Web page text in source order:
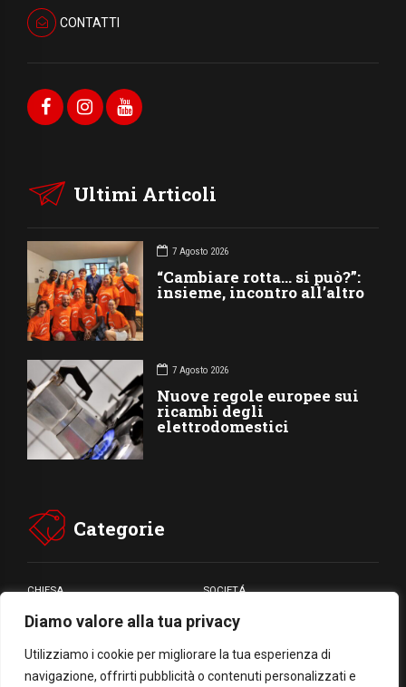
Diamo valore alla tua privacy
Utilizziamo i cookie per migliorare la tua esperienza di
navigazione, offrirti pubblicità o contenuti personalizzati e
CONTATTI
Ultimi Articoli
7 Agosto 2026
“Cambiare rotta… si può?”:
insieme, incontro all’altro
7 Agosto 2026
Nuove regole europee sui
ricambi degli
elettrodomestici
Categorie
CHIESA SOCIETÁ
CARITÁ GIUBILEO
CULTURA MEDIA